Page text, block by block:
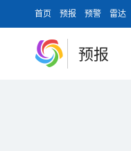
首页 预报 预警 雷达
预报